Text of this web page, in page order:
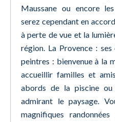
Maussane ou encore
serez cependant en
à perte de vue et la
région. La Provence : ses
peintres : bienvenue à la
accueillir familles et
abords de la piscine
admirant le paysage.
magnifiques